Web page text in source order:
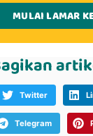
MULAI LAMAR
Twitter
Telegram